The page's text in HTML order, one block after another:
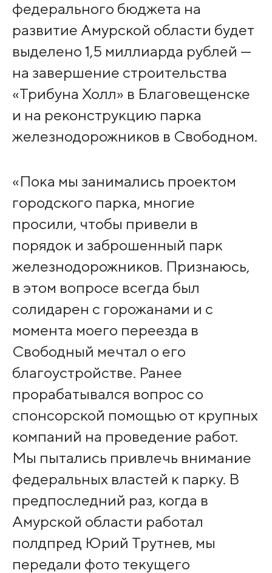
федерального бюджета на
развитие Амурской области будет
выделено 1,5 миллиарда рублей —
на завершение строительства
«Трибуна Холл» в Благовещенске
и на реконструкцию парка
железнодорожников в Свободном.
«Пока мы занимались проектом
городского парка, многие
просили, чтобы привели в
порядок и заброшенный парк
железнодорожников. Признаюсь,
в этом вопросе всегда был
солидарен с горожанами и с
момента моего переезда в
Свободный мечтал о его
благоустройстве. Ранее
прорабатывался вопрос со
спонсорской помощью от крупных
компаний на проведение работ.
Мы пытались привлечь внимание
федеральных властей к парку. В
предпоследний раз, когда в
Амурской области работал
полдпред Юрий Трутнев, мы
передали фото текущего